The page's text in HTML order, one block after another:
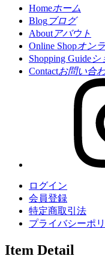
Homeホーム
Blogブログ
About アバウト
Online Shopオン
Shopping Guideシ
Contactお問い合
ログイン
会員登録
特定商取引法
プライバシーポ
Item Detail